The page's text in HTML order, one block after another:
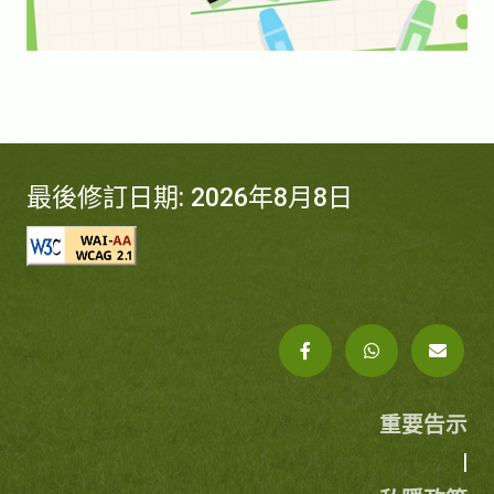
最後修訂日期: 2026年8月8日
重要告示